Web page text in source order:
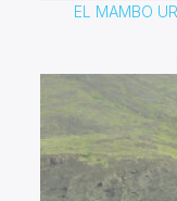
EL MAMBO